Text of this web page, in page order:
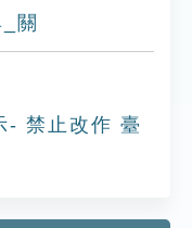
關
- 禁止改作 臺